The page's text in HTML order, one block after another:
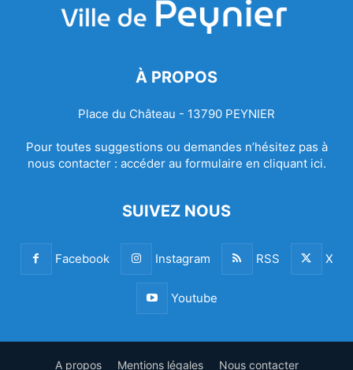
À PROPOS
Place du Château - 13790 PEYNIER
Pour toutes suggestions ou demandes n’hésitez pas à
nous contacter : accéder au formulaire en cliquant ici.
SUIVEZ NOUS
Facebook Instagram RSS X
Youtube
A propos Mentions légales Nous contacter